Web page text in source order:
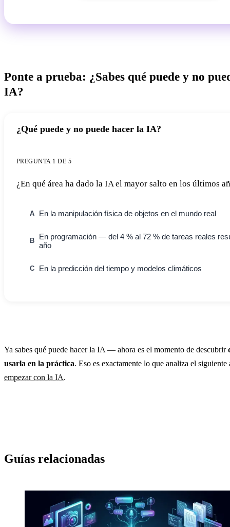
Ponte a prueba: ¿Sabes qué puede y no
IA?
¿Qué puede y no puede hacer la IA?
PREGUNTA 1 DE 5
¿En qué área ha dado la IA el mayor salto en los últimos
A En la manipulación física de objetos en el mundo real
B
En programación — del 4 % al 72 % de tareas reales
año
C En la predicción del tiempo y modelos climáticos
Ya sabes qué puede hacer la IA — ahora es el momento de descubrir
usarla en la práctica. Eso es exactamente lo que analiza el
empezar con la IA.
Guías relacionadas